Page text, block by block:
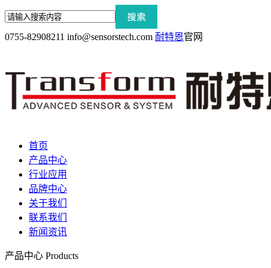
0755-82908211 info@sensorstech.com 耐特恩官网
首页
产品中心
行业应用
品牌中心
关于我们
联系我们
新闻资讯
产品中心 Products